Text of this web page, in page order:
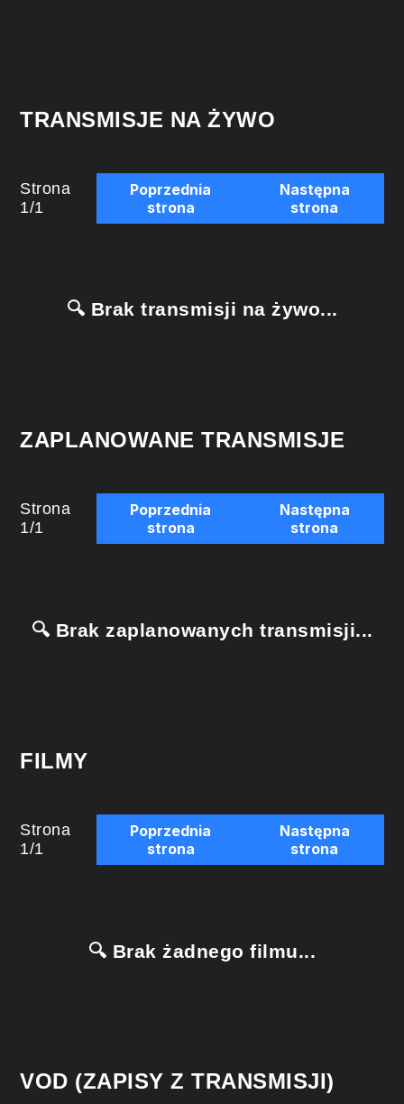
TRANSMISJE NA ŻYWO
Strona
1/1
Poprzednia
strona
Następna
strona
🔍 Brak transmisji na żywo...
ZAPLANOWANE TRANSMISJE
Strona
1/1
Poprzednia
strona
Następna
strona
🔍 Brak zaplanowanych transmisji...
FILMY
Strona
1/1
Poprzednia
strona
Następna
strona
🔍 Brak żadnego filmu...
VOD (ZAPISY Z TRANSMISJI)